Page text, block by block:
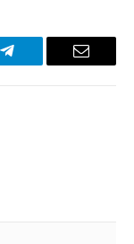
Telegram Email